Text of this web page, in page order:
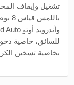
تشغيل وإيقاف
للسائق، خاصية
بخاصية تسخين